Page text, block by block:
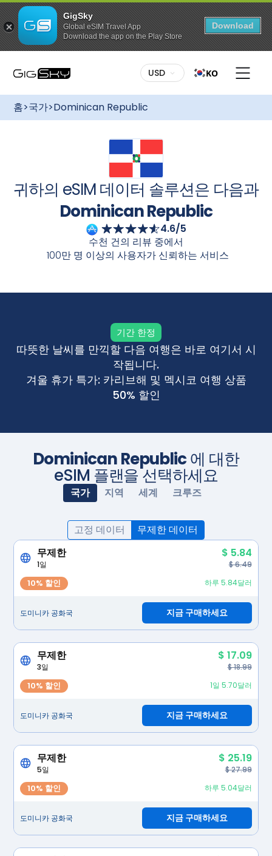
GigSky
Global eSIM Travel App
Download the app on the Play Store
Download
카메라로 스캔하세요
이 요금제를 구매하려면:
다양한 요금제:
나에게 맞는 요금제를 선택하세요. 고정 데이
터든 무제한 데이터든, GigSky는 다양한 요금제를 제공합니
없이 간편하게 연결 상태를 유지할 수 있습니다
Republic 크루즈 + 랜드 패키지에도 다양한 요금제가 있습
GigSky를 시작하는 것은 아주 간단합니다. 데
시거나 이메일 안내에 따라 QR 코드를 이용하여 다운로드하
연결을 경험하실 수 있습니다Dominican Republic
유연한 활성화:여행 계획을 미리 세우세요! 여행 전에 데이
터 요금제를 구매하고 eSIM을 설치하세요. 여행지에 도착해
eSIM을 켜면 자동으로 활성화됩니다. 끊김 없는 연결성을 즐
무료 글로벌 데이터 요금제
최대 3GB 데이터 / 175개국 이상에서 이용
가능
무제한 이용, 최대 7일간
모든 요금제 최대 30% 할인
육지와 바다에서 즐길 수 있는 상시 할인 혜
택
USD KO
홈>국가>Dominican Republic
귀하의 eSIM 데이터 솔루션은 다음과
Dominican Republic
4.6/5
수천 건의 리뷰 중에서
100만 명 이상의 사용자가 신뢰하는 서비스
기간 한정
따뜻한 날씨를 만끽할 다음 여행은 바로 여기서 시
작됩니다.
겨울 휴가 특가: 카리브해 및 멕시코 여행 상품
50% 할인
Dominican Republic에 대한
eSIM 플랜을 선택하세요
국가 지역 세계 크루즈
고정 데이터
무제한 데이터
무제한
$ 5.84
1일 $ 6.49
10% 할인 하루 5.84달러
도미니카 공화국 지금 구매하세요
무제한 $ 17.09
3일 $ 18.99
10% 할인 1일 5.70달러
도미니카 공화국 지금 구매하세요
무제한 $ 25.19
5일 $ 27.99
10% 할인 하루 5.04달러
도미니카 공화국 지금 구매하세요